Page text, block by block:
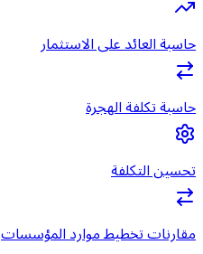
حاسبة العائد على الاستثمار
حاسبة تكلفة الهجرة
تحسين التكلفة
مقارنات تخطيط موارد المؤسسات